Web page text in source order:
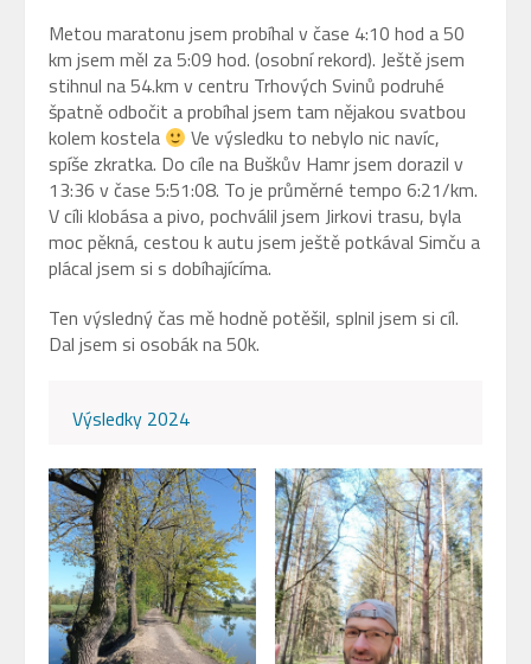
Metou maratonu jsem probíhal v čase 4:10 hod a 50
km jsem měl za 5:09 hod. (osobní rekord). Ještě jsem
stihnul na 54.km v centru Trhových Svinů podruhé
špatně odbočit a probíhal jsem tam nějakou svatbou
kolem kostela
Ve výsledku to nebylo nic navíc,
spíše zkratka. Do cíle na Buškův Hamr jsem dorazil v
13:36 v čase 5:51:08. To je průměrné tempo 6:21/km.
V cíli klobása a pivo, pochválil jsem Jirkovi trasu, byla
moc pěkná, cestou k autu jsem ještě potkával Simču a
plácal jsem si s dobíhajícíma.
Ten výsledný čas mě hodně potěšil, splnil jsem si cíl.
Dal jsem si osobák na 50k.
Výsledky 2024